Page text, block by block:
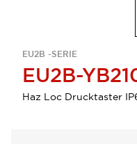
EU2B -SERIE
EU2B-
Haz Loc Drucktaster